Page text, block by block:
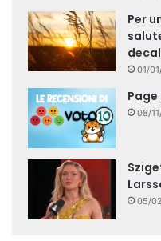
Per
01/
Page
08/
05/